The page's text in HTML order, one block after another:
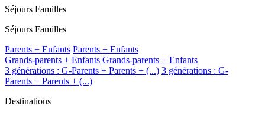
Séjours Familles
Séjours Familles
Parents + Enfants Parents + Enfants
Grands-parents + Enfants Grands-parents + Enfants
3 générations : G-Parents + Parents + (...) 3 générations : G-
Parents + Parents + (...)
Destinations